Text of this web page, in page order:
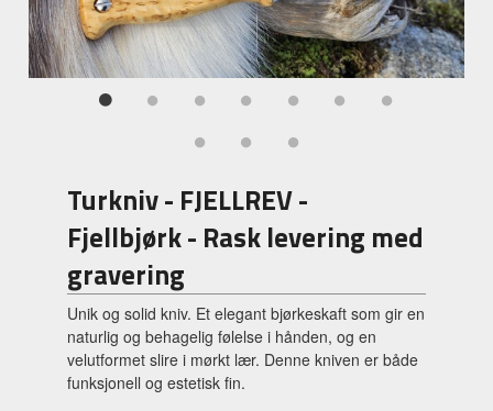
Turkniv - FJELLREV -
Fjellbjørk - Rask levering med
gravering
Unik og solid kniv. Et elegant bjørkeskaft som gir en
naturlig og behagelig følelse i hånden, og en
velutformet slire i mørkt lær. Denne kniven er både
funksjonell og estetisk fin.